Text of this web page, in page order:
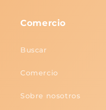
Comercio
Buscar
Comercio
Sobre nosotros